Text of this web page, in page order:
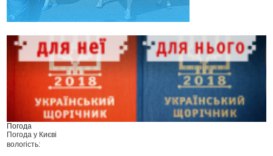
Погода
Погода у Києві
вологість: